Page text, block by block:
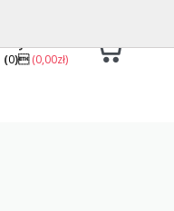
MÓJ KOSZYK
(0)(0,00zł)